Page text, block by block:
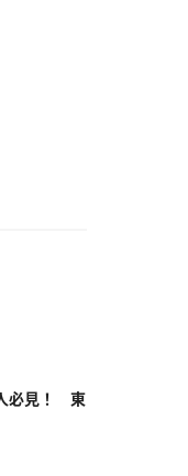
必見！ 東